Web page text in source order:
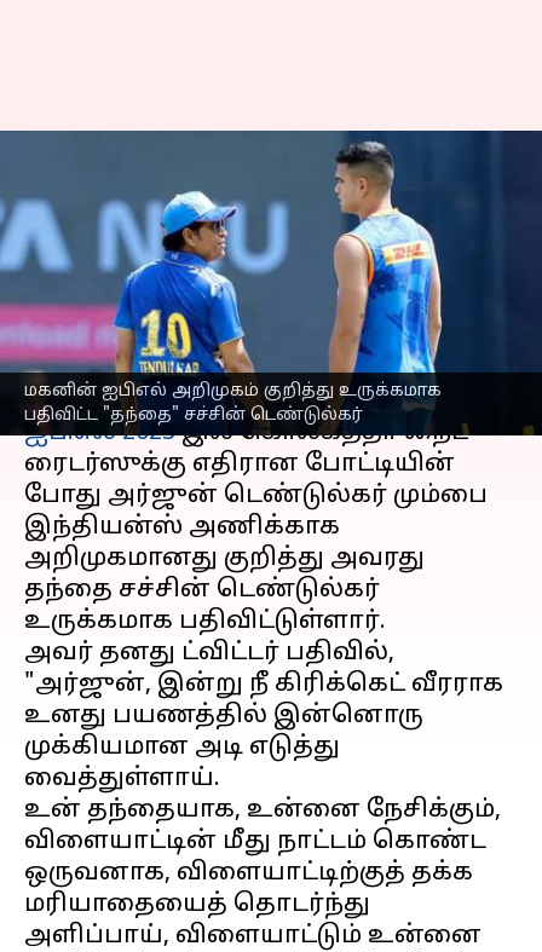
மகனின் ஐபிஎல் அறிமுகம் குறித்து உருக்கமாக
பதிவிட்ட "தந்தை" சச்சின் டெண்டுல்கர்
மகனின் ஐபிஎல் அறிமுகம்
: உருக்கமாக பதிவிட்ட
"தந்தை" சச்சின்
டெண்டுல்கர்
எழுதியவர் Sekar Chinnappan Apr 17, 2023 10:06 am
செய்தி முன்னோட்டம்
ஐபிஎல் 2023இல் கொல்கத்தா நைட்
ரைடர்ஸுக்கு எதிரான போட்டியின்
போது அர்ஜுன் டெண்டுல்கர் மும்பை
இந்தியன்ஸ் அணிக்காக
அறிமுகமானது குறித்து அவரது
தந்தை சச்சின் டெண்டுல்கர்
உருக்கமாக பதிவிட்டுள்ளார்.
அவர் தனது ட்விட்டர் பதிவில்,
"அர்ஜுன், இன்று நீ கிரிக்கெட் வீரராக
உனது பயணத்தில் இன்னொரு
முக்கியமான அடி எடுத்து
வைத்துள்ளாய்.
உன் தந்தையாக, உன்னை நேசிக்கும்,
விளையாட்டின் மீது நாட்டம் கொண்ட
ஒருவனாக, விளையாட்டிற்குத் தக்க
மரியாதையைத் தொடர்ந்து
அளிப்பாய், விளையாட்டும் உன்னை